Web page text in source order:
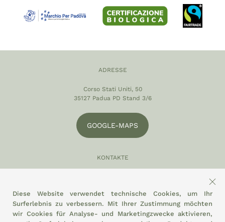
ADRESSE
Corso Stati Uniti, 50
35127 Padua PD Stand 3/6
GOOGLE-MAPS
KONTAKTE
SOZIAL
Diese Website verwendet technische Cookies, um Ihr
Surferlebnis zu verbessern. Mit Ihrer Zustimmung möchten
wir Cookies für Analyse- und Marketingzwecke aktivieren,